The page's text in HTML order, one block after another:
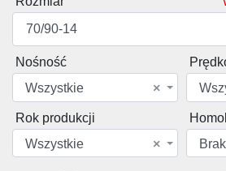
70/90-14
Nośność
×
Wszystkie
Rok produkcji
×
Wszystkie